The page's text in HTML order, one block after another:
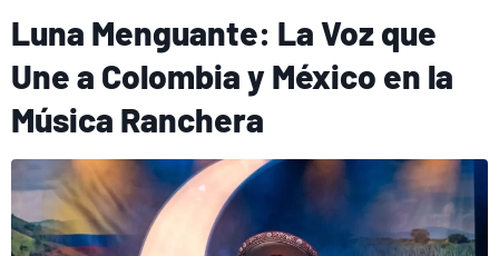
Luna Menguante: La Voz que
Une a Colombia y México en la
Música Ranchera